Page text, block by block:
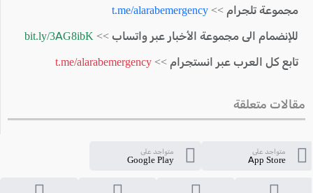
مجموعة تلجرام >> t.me/alarabemergency
للإنضمام الى مجموعة الأخبار عبر واتساب >> bit.ly/3AG8ibK
تابع كل العرب عبر انستجرام >> t.me/alarabemergency
مقالات متعلقة
متواجد على
App Store
متواجد على
Google Play